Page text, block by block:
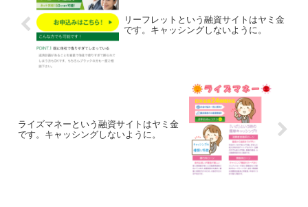
リーフレットという融資サイトはヤミ金
です。キャッシングしないように。
ライズマネーという融資サイトはヤミ金
です。キャッシングしないように。